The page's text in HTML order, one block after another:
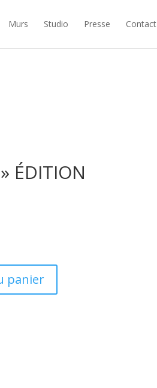
Murs Studio Presse Contact
ÉDITION
panier